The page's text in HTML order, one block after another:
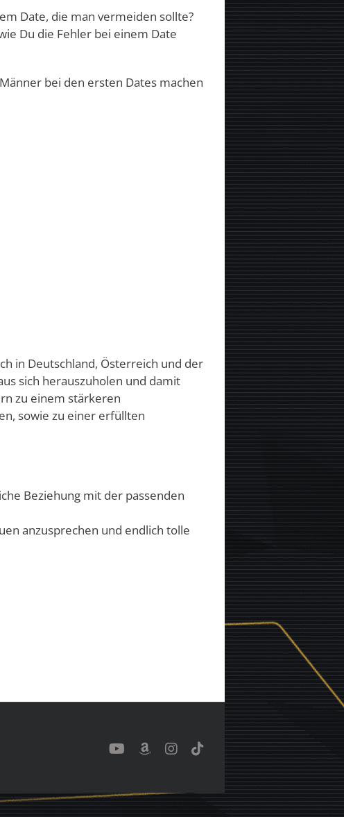
Date, die man vermeiden sollte?
Du die Fehler bei einem Date
bei den ersten Dates machen
in Deutschland, Österreich und der
sich herauszuholen und damit
zu einem stärkeren
sowie zu einer erfüllten
Beziehung mit der passenden
anzusprechen und endlich tolle
YouTubeBenutzerdefiniert
Instagram